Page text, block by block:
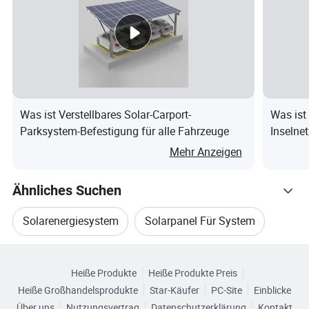
Montagehalterung
> Wohndach (Schrägdach)
> Geschäftsdach (Flachdach & Werkstattdach)
> Solar Montagesystem für Boden
> Vertikale Wand Solar-Montage-System
> Alle Aluminium Struktur Solar-Montage-System
> Parkplatz Solar-Befestigungssystem
> PV-Kabel 4mm2 6mm2 10mm2, etc
> Netzkabel
> DC/AC-Schalter
> AC/DC Combiner Box
> Werkzeugtasche
Was ist Verstellbares Solar-Carport-
Parksystem-Befestigung für alle Fahrzeuge
Mehr Anzeigen
Was
Ähnliches Suchen
Solarenergiesystem Solarpanel Für System
Solarpanel-Energiesystem Heimsolaranlage
Durchsuchen Sie nach Kategorien
Heiße Produkte
Heiße Produkte Preis
Heiße Großhandelsprodukte
Star-Käufer PC-Site
Einblicke